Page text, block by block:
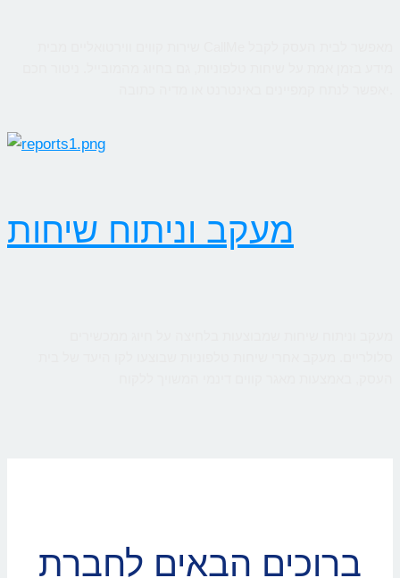
מעקב וניתוח שיחות
ברוכים הבאים לחברת